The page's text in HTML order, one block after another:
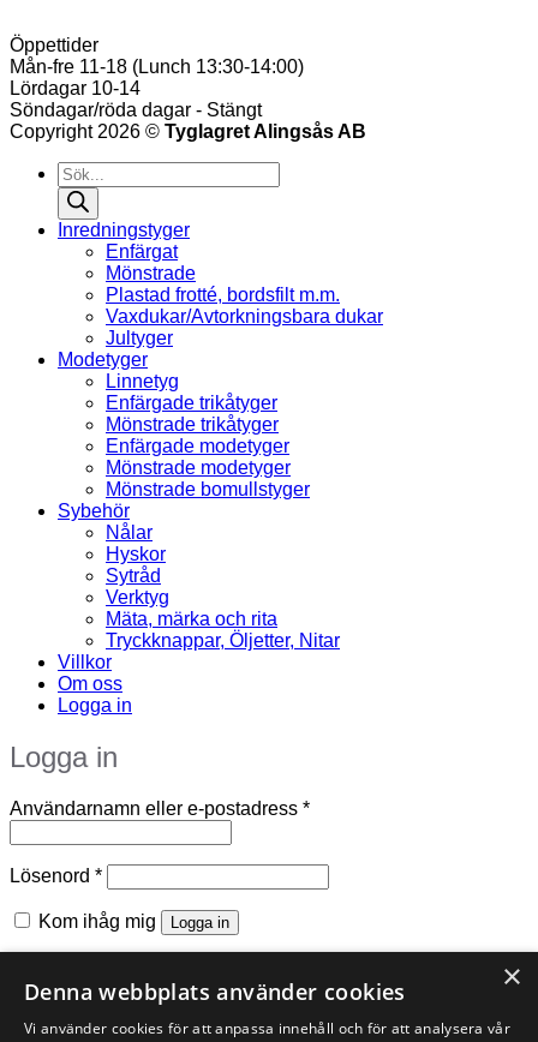
Öppettider
Mån-fre 11-18 (Lunch 13:30-14:00)
Lördagar 10-14
Söndagar/röda dagar - Stängt
Copyright 2026 © Tyglagret Alingsås AB
Products
search
Inredningstyger
Enfärgat
Mönstrade
Plastad frotté, bordsfilt m.m.
Vaxdukar/Avtorkningsbara dukar
Jultyger
Modetyger
Linnetyg
Enfärgade trikåtyger
Mönstrade trikåtyger
Enfärgade modetyger
Mönstrade modetyger
Mönstrade bomullstyger
Sybehör
Nålar
Hyskor
Sytråd
Verktyg
Mäta, märka och rita
Tryckknappar, Öljetter, Nitar
Villkor
Om oss
Logga in
Logga in
Användarnamn eller e-postadress *Obligatoriskt
Lösenord *Obligatoriskt
Kom ihåg mig Logga in
Registrera
×
Denna webbplats använder cookies
Vi använder cookies för att anpassa innehåll och för att analysera vår